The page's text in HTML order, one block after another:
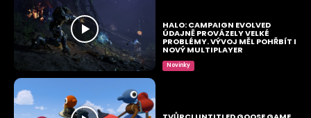
HALO: CAMPAIGN EVOLVED
ÚDAJNĚ PROVÁZELY VELKÉ
PROBLÉMY. VÝVOJ MĚL POHŘBÍT I
NOVÝ MULTIPLAYER
Novinky